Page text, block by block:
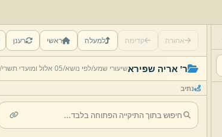
אחורה קדימה למעלה ראשי רענן
ר' אריה שפיראשיעורי שמע/לפי נושא/05 אלול ומועדי תשרי/
נתיב